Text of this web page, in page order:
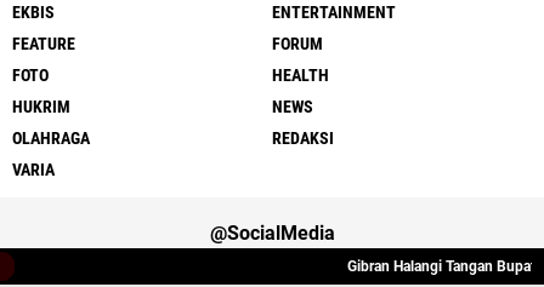
EKBIS
ENTERTAINMENT
FEATURE
FORUM
FOTO
HEALTH
HUKRIM
NEWS
OLAHRAGA
REDAKSI
VARIA
@SocialMedia
Gibran Halangi Tangan Bupati